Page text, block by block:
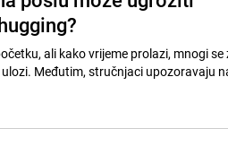
ali kako vrijeme prolazi, mnogi se
Međutim, stručnjaci upozoravaju